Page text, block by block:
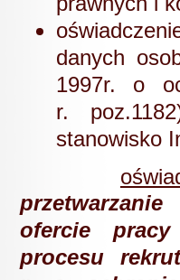
danych
1997r. o
r.
stanowisko
ofercie
procesu